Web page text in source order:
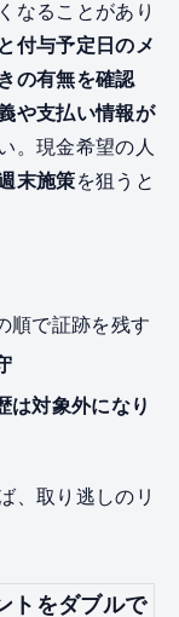
なることがあり
付与予定日のメ
の有無を確認
や支払い情報が
。現金希望の人
末施策を狙うと
順で証跡を残す
は対象外になり
、取り逃しのリ
トをダブルで